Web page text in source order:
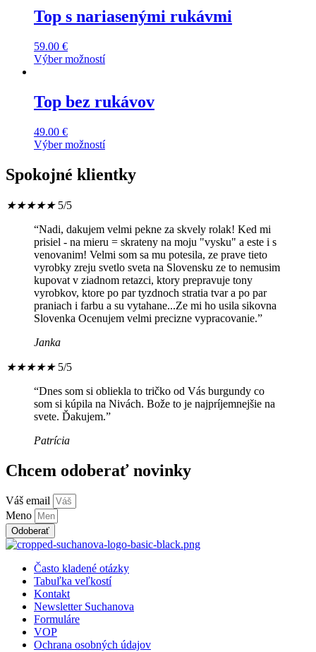
has
multiple
The
options
chosen
on
the
product
page
Top s nariasenými rukávmi
59.00 €
Výber možností
has
multiple
The
options
be
chosen
the
product
page
Top bez rukávov
49.00 €
Výber možností
product
has
variants.
options
may
be
chosen
on
the
product
page
Spokojné klientky
★★★★★ 5/5
“Nadi, dakujem velmi pekne za skvely rolak! Ked mi
prisiel - na mieru = skrateny na moju "vysku" a este i s
venovanim! Velmi som sa mu potesila, ze prave tieto
vyrobky zreju svetlo sveta na Slovensku ze to nemusim
kupovat v ziadnom retazci, ktory prepravuje tony
vyrobkov, ktore po par tyzdnoch stratia tvar a po par
praniach i farbu a su vytahane...Ze mi ho usila sikovna
Slovenka Ocenujem velmi precizne vypracovanie.”
Janka
★★★★★ 5/5
“Dnes som si obliekla to tričko od Vás burgundy co
som si kúpila na Nivách. Bože to je najpríjemnejšie na
svete. Ďakujem.”
Patrícia
Chcem odoberať novinky
Váš email
Meno
Odoberať
Menu
Často kladené otázky
Tabuľka veľkostí
Kontakt
Newsletter Suchanova
Formuláre
VOP
Ochrana osobných údajov